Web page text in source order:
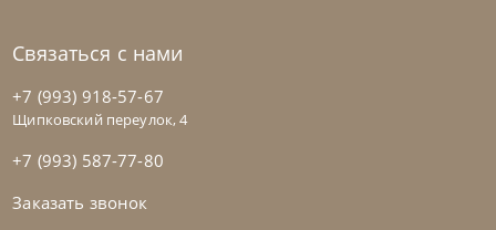
Bontempi
Связаться с нами
+7 (993) 918-57-67
Щипковский переулок, 4
+7 (993) 587-77-80
Заказать звонок